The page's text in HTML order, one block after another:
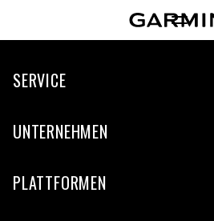
SERVICE
UNTERNEHMEN
PLATTFORMEN